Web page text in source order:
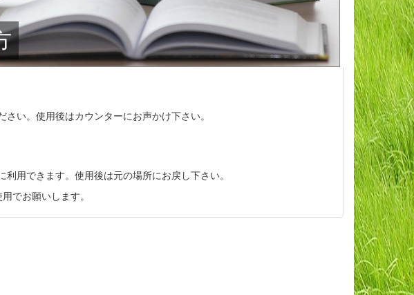
い。使用後はカウンターにお声かけ下さい。
用できます。使用後は元の場所にお戻し下さい。
でお願いします。